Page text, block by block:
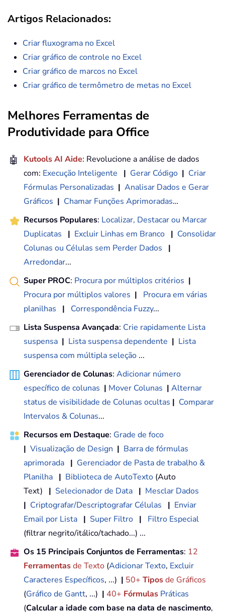
Artigos Relacionados:
Criar fluxograma no Excel
Criar gráfico de controle no Excel
Criar gráfico de marcos no Excel
Criar gráfico de termômetro de metas no Excel
Melhores Ferramentas de
Produtividade para Office
🤖 Kutools AI Aide: Revolucione a análise de dados
com: Execução Inteligente | Gerar Código | Criar
Fórmulas Personalizadas | Analisar Dados e Gerar
Gráficos | Chamar Funções Aprimoradas…
Recursos Populares: Localizar, Destacar ou Marcar
Duplicatas
| Excluir Linhas em Branco | Consolidar
Colunas ou Células sem Perder Dados
|
Arredondar...
Super PROC: Procura por múltiplos critérios |
Procura por múltiplos valores |
Procura em várias
planilhas
| Correspondência Fuzzy...
Lista Suspensa Avançada: Crie rapidamente Lista
suspensa | Lista suspensa dependente | Lista
suspensa com múltipla seleção ...
Gerenciador de Colunas: Adicionar número
específico de colunas | Mover Colunas | Alternar
status de visibilidade de Colunas ocultas | Comparar
Intervalos & Colunas...
Recursos em Destaque: Grade de foco
| Visualização de Design | Barra de fórmulas
aprimorada | Gerenciador de Pasta de trabalho &
Planilha | Biblioteca de AutoTexto (Auto
Text) | Selecionador de Data | Mesclar Dados
| Criptografar/Descriptografar Células | Enviar
Email por Lista | Super Filtro |
Filtro Especial
(filtrar negrito/itálico/tachado...) ...
Os 15 Principais Conjuntos de Ferramentas: 12
Ferramentasde Texto (Adicionar Texto, Excluir
Caracteres Específicos, ...) | 50+ Tiposde Gráficos
(Gráfico de Gantt, ...) | 40+ Fórmulas Práticas
(Calcular a idade com base na data de nascimento,